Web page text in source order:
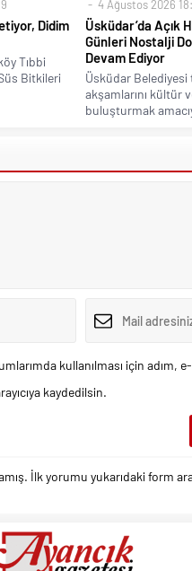
Didim
Tıbbi
Bitkileri
4 Ağustos 2026
Üsküdar’da Açık
Günleri Nostalji
Devam Ediyor
Üsküdar Belediyesi
akşamlarını kültür
buluşturmak
kullanılması için adım,
kaydedilsin.
İlk yorumu yukarıdaki form